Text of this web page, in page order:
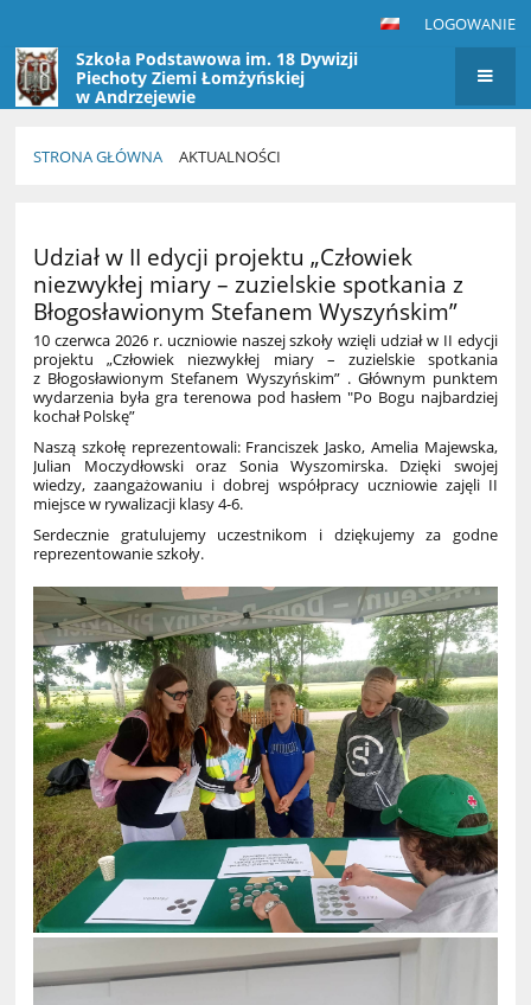
LOGOWANIE
Szkoła Podstawowa im. 18 Dywizji
Piechoty Ziemi Łomżyńskiej
w Andrzejewie
STRONA GŁÓWNA AKTUALNOŚCI
Udział w II edycji projektu „Człowiek
niezwykłej miary – zuzielskie spotkania z
Błogosławionym Stefanem Wyszyńskim”
10 czerwca 2026 r. uczniowie naszej szkoły wzięli udział w II edycji
projektu „Człowiek niezwykłej miary – zuzielskie spotkania
z Błogosławionym Stefanem Wyszyńskim” . Głównym punktem
wydarzenia była gra terenowa pod hasłem "Po Bogu najbardziej
kochał Polskę”
Naszą szkołę reprezentowali: Franciszek Jasko, Amelia Majewska,
Julian Moczydłowski oraz Sonia Wyszomirska. Dzięki swojej
wiedzy, zaangażowaniu i dobrej współpracy uczniowie zajęli II
miejsce w rywalizacji klasy 4-6.
Serdecznie gratulujemy uczestnikom i dziękujemy za godne
reprezentowanie szkoły.